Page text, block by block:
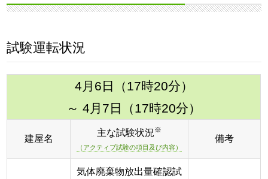
試験運転状況
4月6日（17時20分）
～ 4月7日（17時20分）
建屋名
主な試験状況※
（アクティブ試験の項目及び内容）
備考
気体廃棄物放出量確認試